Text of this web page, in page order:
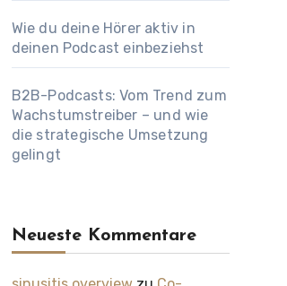
Wie du deine Hörer aktiv in
deinen Podcast einbeziehst
B2B-Podcasts: Vom Trend zum
Wachstumstreiber – und wie
die strategische Umsetzung
gelingt
Neueste Kommentare